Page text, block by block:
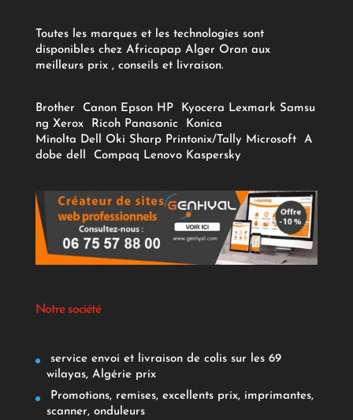
Toutes les marques et les technologies sont
disponibles chez Africapap Alger Oran aux
meilleurs prix , conseils et livraison.
Brother Canon Epson HP Kyocera Lexmark Samsu
ng Xerox Ricoh Panasonic
Konica
Minolta Dell Oki Sharp Printonix/Tally Microsoft
A
dobe dell Compaq Lenovo Kaspersky
Notre société
service envoi et livraison de colis sur les 69
wilayas, Algérie prix
Promotions, remises, excellents prix, imprimantes,
scanner, onduleurs